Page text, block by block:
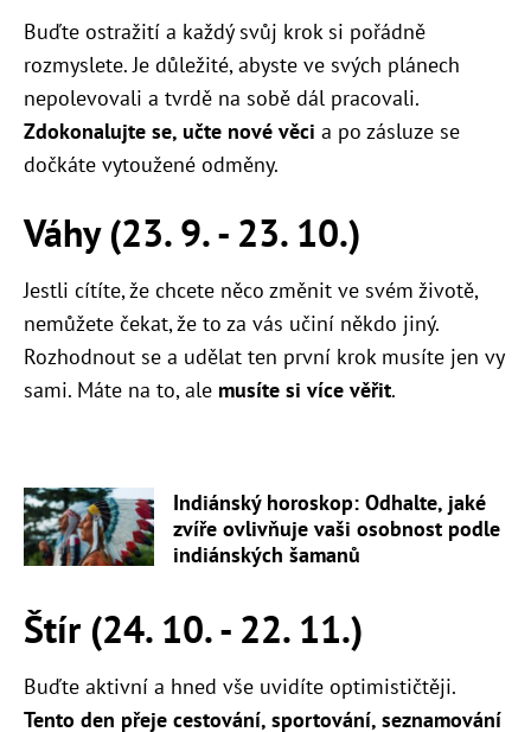
Buďte ostražití a každý svůj krok si pořádně
rozmyslete. Je důležité, abyste ve svých plánech
nepolevovali a tvrdě na sobě dál pracovali.
Zdokonalujte se, učte nové věci a po zásluze se
dočkáte vytoužené odměny.
Váhy (23. 9. - 23. 10.)
Jestli cítíte, že chcete něco změnit ve svém životě,
nemůžete čekat, že to za vás učiní někdo jiný.
Rozhodnout se a udělat ten první krok musíte jen vy
sami. Máte na to, ale musíte si více věřit.
Indiánský horoskop: Odhalte, jaké
zvíře ovlivňuje vaši osobnost podle
indiánských šamanů
Štír (24. 10. - 22. 11.)
Buďte aktivní a hned vše uvidíte optimističtěji.
Tento den přeje cestování, sportování, seznamování